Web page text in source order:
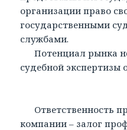
организации право
государственными
службами.
Потенциал рынка
судебной экспертизы
Ответственность
компании – залог